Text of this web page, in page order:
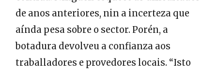
de anos anteriores, nin a incerteza que
aínda pesa sobre o sector. Porén, a
botadura devolveu a confianza aos
traballadores e provedores locais. “Isto